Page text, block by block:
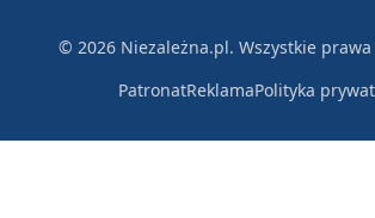
© 2026 Niezależna.pl. Wszystkie
PatronatReklamaPolityka